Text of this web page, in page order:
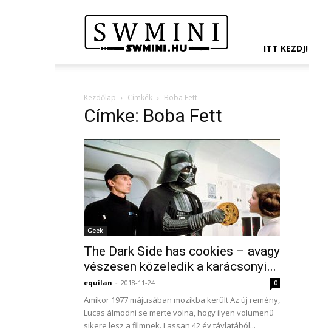
Wars
Miniatures
Portál
ITT KEZDJ!
Kezdőlap Címkék Boba Fett
Címke: Boba Fett
Geek
The Dark Side has cookies – avagy
vészesen közeledik a karácsonyi...
equilan - 2018-11-24 0
Amikor 1977 májusában mozikba került Az új remény,
Lucas álmodni se merte volna, hogy ilyen volumenű
sikere lesz a filmnek. Lassan 42 év távlatából...